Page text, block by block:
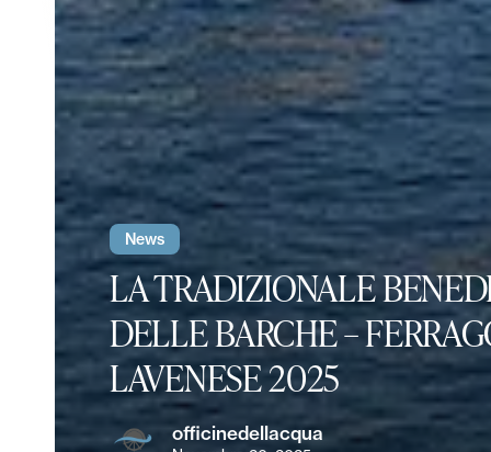
News
LA TRADIZIONALE
DELLE BARCHE –
LAVENESE 2025
officinedellacqua
LAVORI
Tour